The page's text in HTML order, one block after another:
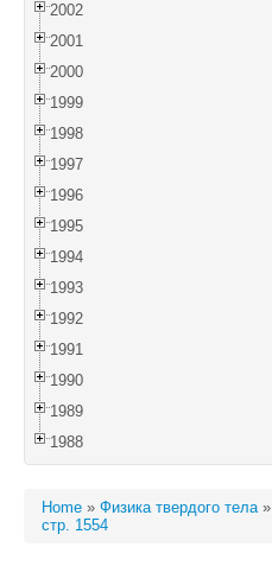
2002
2001
2000
1999
1998
1997
1996
1995
1994
1993
1992
1991
1990
1989
1988
Home » Физика твердого тела»
стр. 1554